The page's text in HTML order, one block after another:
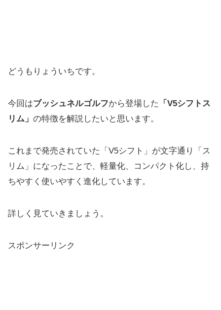
どうもりょういちです。
今回はブッシュネルゴルフから登場した
「V5シフトス
リム」 の特徴を解説したいと思います。
これまで発売されていた「V5シフト」が文字通り「ス
リム」 になったことで、軽量化、コンパクト化し、 持
ちやすく使いやすく進化しています。
詳しく見ていきましょう。
スポンサーリンク